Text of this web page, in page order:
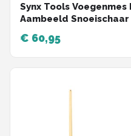
Synx Tools Voegenmes
Aambeeld
Twist - 10 JAAR
Voegenkrabber met
€ 60,95